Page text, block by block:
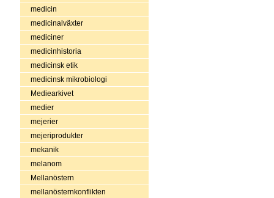
medicin
medicinalväxter
mediciner
medicinhistoria
medicinsk etik
medicinsk mikrobiologi
Mediearkivet
medier
mejerier
mejeriprodukter
mekanik
melanom
Mellanöstern
mellanösternkonflikten